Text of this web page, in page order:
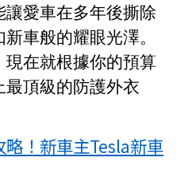
愛車在多年後撕除
車般的耀眼光澤。
現在就根據你的預算
頂級的防護外衣
！新車主Tesla新車